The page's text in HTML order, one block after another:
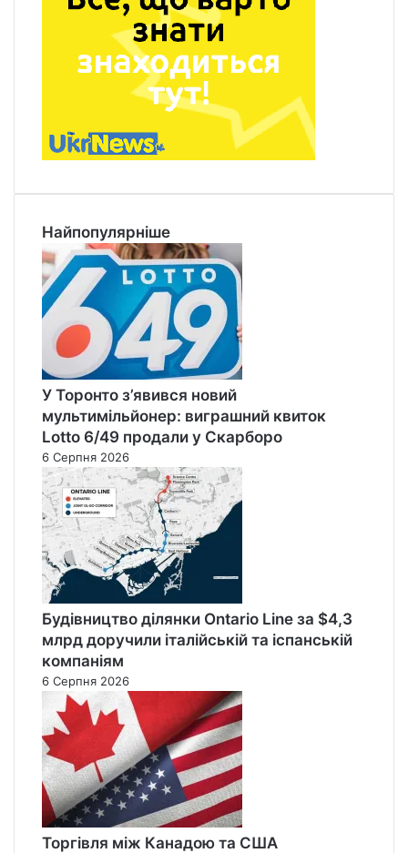
Найпопулярніше
У Торонто з’явився новий
мультимільйонер: виграшний квиток
Lotto 6/49 продали у Скарборо
6 Серпня 2026
Будівництво ділянки Ontario Line за $4,3
млрд доручили італійській та іспанській
компаніям
6 Серпня 2026
Торгівля між Канадою та США